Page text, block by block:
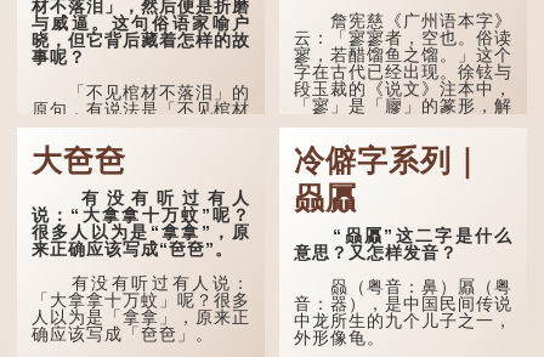
材不落泪」，然后便是折磨
与威逼。这句俗语家喻户
晓，但它背后藏着怎样的故
事呢？
「不见棺材不落泪」的
原句，有说法是「不见棺材
不下泪」或「不见亲棺不下
泪」，出自明朝兰陵笑笑生
所著的《金瓶梅词话》第九
十八回。原意是指人未亲眼
见到亲人棺木，便不会真正
感到悲伤；后来引申为比喻
人执迷不悟，不到彻底失
败，便不肯罢休。
许多人对这上半句耳熟
能详，但它其实还有下半句
——「不到黄河心不死」...
詹宪慈《广州语本字》
云：「寥寥者，空也。俗读
寥，若醋馏鱼之馏。」这个
字在古代已经出现。徐铉与
段玉裁的《说文》注本中，
「寥」是「廫」的篆形，解
·安期先生》载琊阜老人故
事，以「寥寥安期，虚质高
清」形容空虚无所事事。
唐代《艺文类聚》引晋
孙绰《表哀诗》：「寥寥空
堂，寂寂响户」...
大夿夿
有没有听过有人
说：“大拿拿十万蚊”呢？
很多人以为是“拿拿”，原
来正确应该写成“夿夿”。
有没有听过有人说：
「大拿拿十万蚊」呢？很多
人以为是「拿拿」，原来正
确应该写成「夿夿」。
冷僻字系列｜
赑屭
“赑屭”这二字是什么
意思？又怎样发音？
赑（粤音：鼻）屭（粤
音：器），是中国民间传说
中龙所生的九个儿子之一，
外形像龟。